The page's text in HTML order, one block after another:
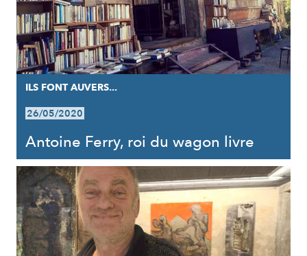
ILS FONT AUVERS...
26/05/2020
Antoine Ferry, roi du wagon livre